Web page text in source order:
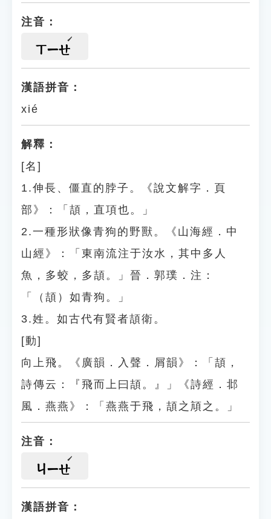
注音：
ㄒㄧㄝ
漢語拼音：
xié
解釋：
[名]
1.伸長、僵直的脖子。《說文解字．頁
部》：「頡，直項也。」
2.一種形狀像青狗的野獸。《山海經．中
山經》：「東南流注于汝水，其中多人
魚，多蛟，多頡。」晉．郭璞．注：
「（頡）如青狗。」
3.姓。如古代有賢者頡衛。
[動]
向上飛。《廣韻．入聲．屑韻》：「頡，
詩傳云：『飛而上曰頡。』」《詩經．邶
風．燕燕》：「燕燕于飛，頡之頏之。」
注音：
ㄐㄧㄝ
漢語拼音：